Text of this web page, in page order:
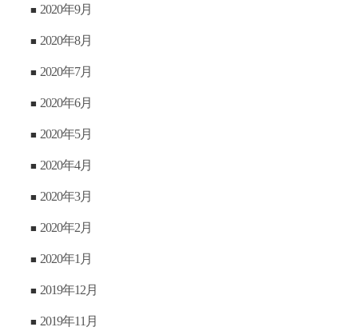
2020年9月
2020年8月
2020年7月
2020年6月
2020年5月
2020年4月
2020年3月
2020年2月
2020年1月
2019年12月
2019年11月